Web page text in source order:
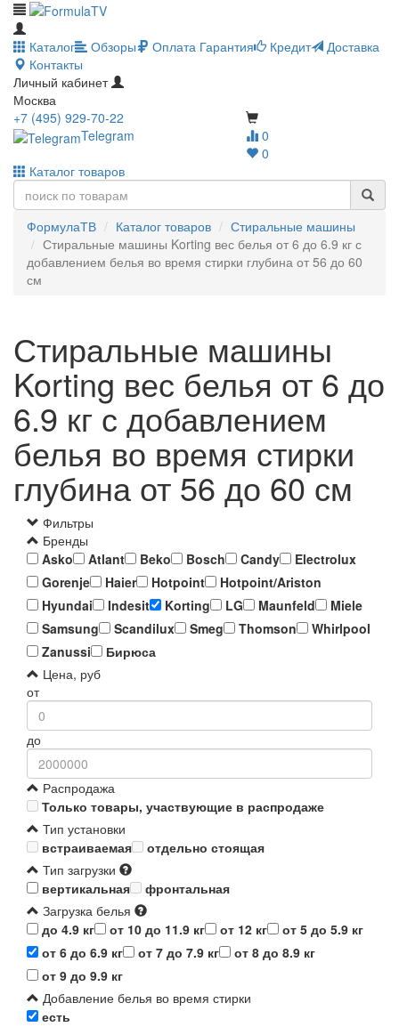
Каталог Обзоры Оплата Гарантия Кредит
Доставка
Контакты
Личный кабинет
Москва
0
0
+7 (495) 929-70-22
Telegram
Каталог товаров
ФормулаТВ Каталог товаров
Стиральные машины
Стиральные машины Korting вес белья от 6 до 6.9 кг с
добавлением белья во время стирки глубина от 56 до 60
см
Стиральные машины
Korting вес белья от 6 до
6.9 кг с добавлением
белья во время стирки
глубина от 56 до 60 см
Фильтры
Бренды
Asko
Atlant Beko Bosch Candy
Electrolux
Gorenje
Haier Hotpoint
Hotpoint/Ariston
Hyundai
Indesit Korting LG Maunfeld
Miele
Samsung
Scandilux Smeg Thomson
Whirlpool
Zanussi
Бирюса
Цена, руб
от
до
Распродажа
Только товары, участвующие в распродаже
Тип установки
встраиваемая
отдельно стоящая
Тип загрузки
вертикальная
фронтальная
Загрузка белья
до 4.9 кг
от 10 до 11.9 кг от 12 кг
от 5 до 5.9 кг
от 6 до 6.9 кг
от 7 до 7.9 кг
от 8 до 8.9 кг
от 9 до 9.9 кг
Добавление белья во время стирки
есть